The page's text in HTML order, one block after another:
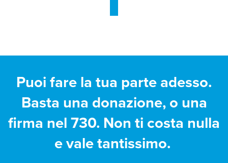
Puoi fare la tua parte adesso.
Basta una donazione, o una
firma nel 730. Non ti costa nulla
e vale tantissimo.